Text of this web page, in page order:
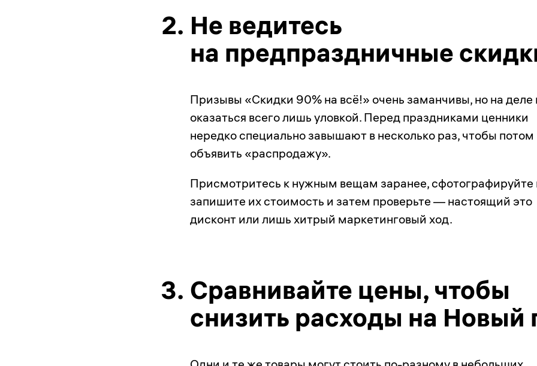
2. Не ведитесь
на предпраздничные
Призывы «Скидки 90% на всё!» очень заманчивы, но на деле
оказаться всего лишь уловкой. Перед праздниками ценники
нередко специально завышают в несколько раз, чтобы потом
объявить «распродажу».
Присмотритесь к нужным вещам заранее, сфотографируйте
запишите их стоимость и затем проверьте — настоящий это
дисконт или лишь хитрый маркетинговый ход.
3. Сравнивайте цены, чтобы
снизить расходы на Новый